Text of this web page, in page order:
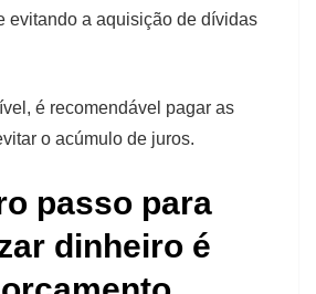
evitando a aquisição de dívidas
é recomendável pagar as
o acúmulo de juros.
passo para
dinheiro é